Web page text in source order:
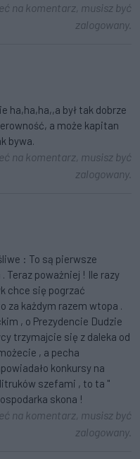
na komentarz, musisz być
zalogowany.
ha,ha,ha,,a był tak dobrze
a może kapitan
bywa.
na komentarz, musisz być
zalogowany.
: To są pierwsze
Teraz poważniej ! Ile razy
chce się pogrzać
za każdym razem wtopa .
, o Prezydencie Dudzie
trzymajcie się z daleka od
, a pecha
konkursy na
szefami , to ta "
skona !
na komentarz, musisz być
zalogowany.